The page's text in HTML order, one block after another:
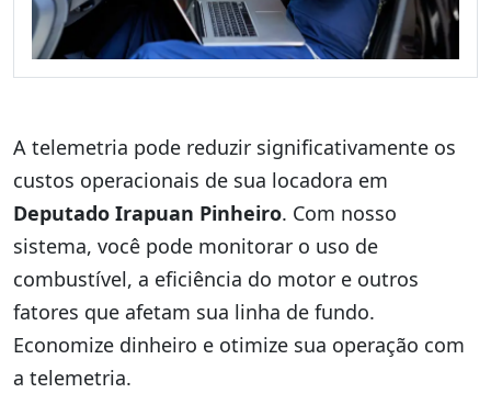
A telemetria pode reduzir significativamente os
custos operacionais de sua locadora em
Deputado Irapuan Pinheiro. Com nosso
sistema, você pode monitorar o uso de
combustível, a eficiência do motor e outros
fatores que afetam sua linha de fundo.
Economize dinheiro e otimize sua operação com
a telemetria.